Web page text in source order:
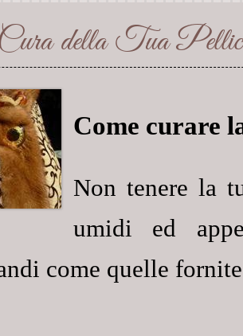
della Tua
Come curare
Non tenere la
umidi ed
come quelle